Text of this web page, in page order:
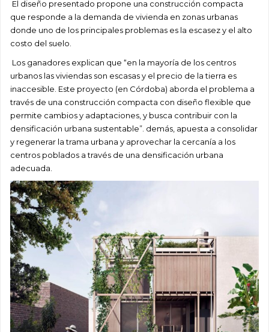
El diseño presentado propone una construcción compacta
que responde a la demanda de vivienda en zonas urbanas
donde uno de los principales problemas es la escasez y el alto
costo del suelo.
Los ganadores explican que “en la mayoría de los centros
urbanos las viviendas son escasas y el precio de la tierra es
inaccesible. Este proyecto (en Córdoba) aborda el problema a
través de una construcción compacta con diseño flexible que
permite cambios y adaptaciones, y busca contribuir con la
densificación urbana sustentable”. demás, apuesta a consolidar
y regenerar la trama urbana y aprovechar la cercanía a los
centros poblados a través de una densificación urbana
adecuada.